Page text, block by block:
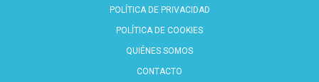
POLÍTICA DE PRIVACIDAD
POLÍTICA DE COOKIES
QUIÉNES SOMOS
CONTACTO